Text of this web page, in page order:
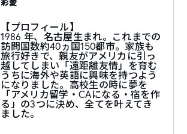
彩愛
【プロフィール】
1986 年、名古屋生まれ。これまでの
訪問国数約40ヵ国150都市。家族も
旅行好きで、親友がアメリカに引っ
越してしまい「遠距離友情」を育む
うちに海外や英語に興味を持つよう
になりました。高校生の時に夢を
「アメリカ留学・CAになる・宿を作
る」の3つに決め、全てを叶えてき
ました。